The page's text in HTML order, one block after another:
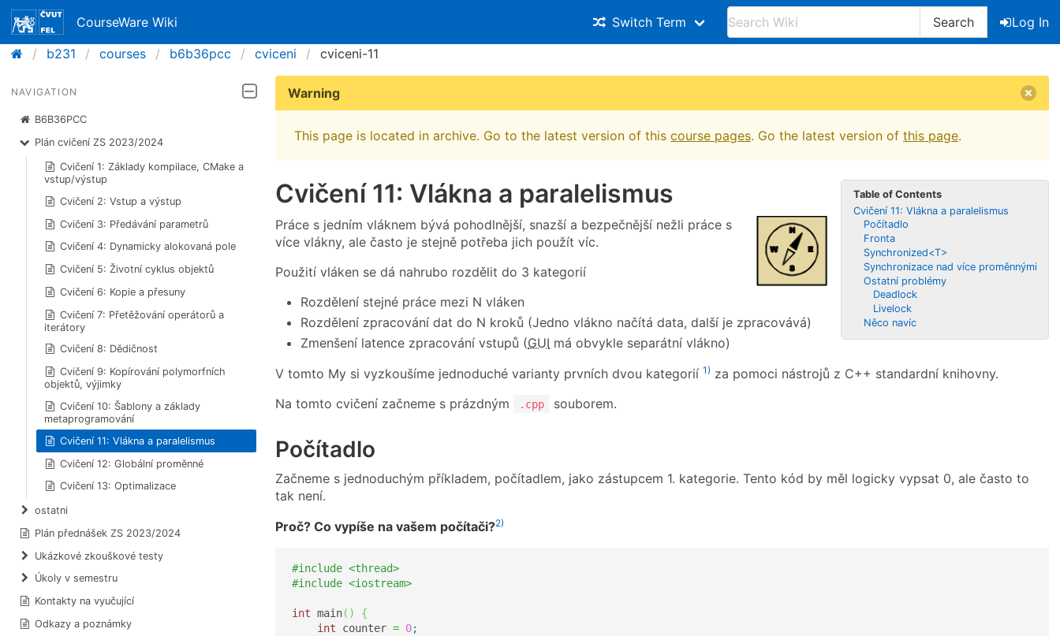
CourseWare Wiki Switch Term Search
Log In
b231
courses b6b36pcc cviceni cviceni-11
NAVIGATION
B6B36PCC
Plán cvičení ZS 2023/2024
Cvičení 1: Základy kompilace, CMake a
vstup/výstup
Cvičení 2: Vstup a výstup
Cvičení 3: Předávání parametrů
Cvičení 4: Dynamicky alokovaná pole
Cvičení 5: Životní cyklus objektů
Cvičení 6: Kopie a přesuny
Cvičení 7: Přetěžování operátorů a
iterátory
Cvičení 8: Dědičnost
Cvičení 9: Kopírování polymorfních
objektů, výjimky
Cvičení 10: Šablony a základy
metaprogramování
Cvičení 11: Vlákna a paralelismus
Cvičení 12: Globální proměnné
Cvičení 13: Optimalizace
ostatni
Plán přednášek ZS 2023/2024
Ukázkové zkouškové testy
Úkoly v semestru
Kontakty na vyučující
Odkazy a poznámky
Warning
This page is located in archive. Go to the latest version of this course pages. Go the latest version of this page.
Table of Contents
Cvičení 11: Vlákna a paralelismus
Počítadlo
Fronta
Synchronized<T>
Synchronizace nad více proměnnými
Ostatní problémy
Deadlock
Livelock
Něco navíc
Cvičení 11: Vlákna a paralelismus
Práce s jedním vláknem bývá pohodlnější, snazší a bezpečnější nežli práce s
více vlákny, ale často je stejně potřeba jich použít víc.
Použití vláken se dá nahrubo rozdělit do 3 kategorií
Rozdělení stejné práce mezi N vláken
Rozdělení zpracování dat do N kroků (Jedno vlákno načítá data, další je zpracovává)
Zmenšení latence zpracování vstupů (GUI má obvykle separátní vlákno)
V tomto My si vyzkoušíme jednoduché varianty prvních dvou kategorií 1) za pomoci nástrojů z C++ standardní knihovny.
Na tomto cvičení začneme s prázdným
.cpp souborem.
Počítadlo
Začneme s jednoduchým příkladem, počítadlem, jako zástupcem 1. kategorie. Tento kód by měl logicky vypsat 0, ale často to
tak není.
Proč? Co vypíše na vašem počítači?2)
#include <thread>
#include <iostream>
int main( )
{
int counter = 0;